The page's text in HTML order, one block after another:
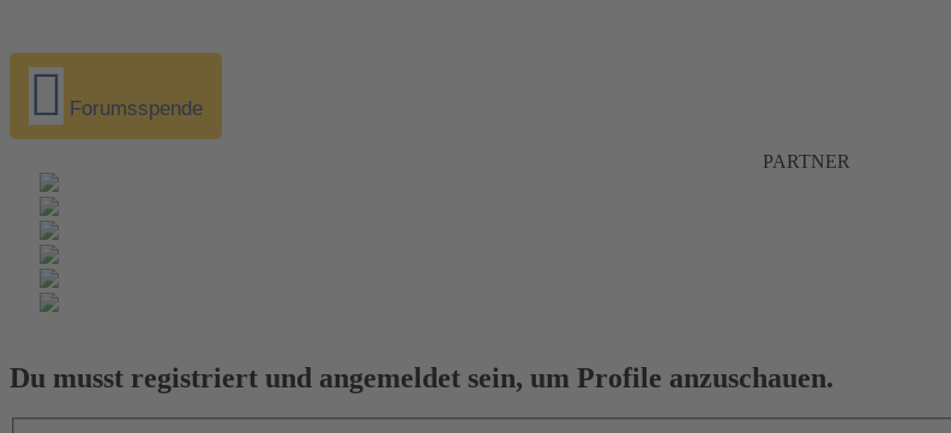
Forumsspende
PARTNER
Du musst registriert und angemeldet sein, um Profile anzuschauen.